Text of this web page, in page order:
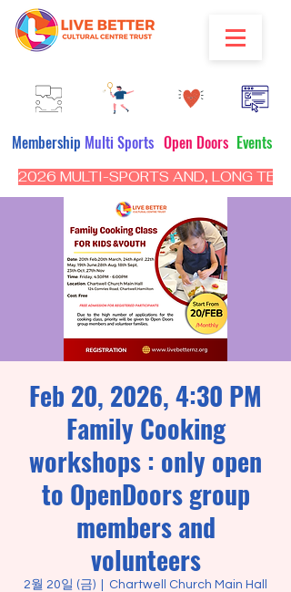
Multi Sports Open Doors Events
Membership
2026 MULTI-SPORTS AND, LONG
Feb 20, 2026, 4:30 PM
Family Cooking
workshops : only open
to OpenDoors group
members and
volunteers
2월 20일 (금) Chartwell Church Main Hall